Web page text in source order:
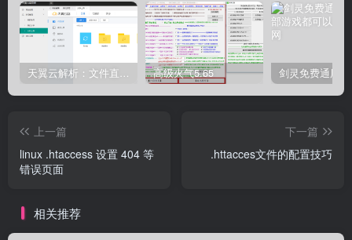
天翼云解析：文件直链获取源码 高级火气5.65
上一篇
linux .htaccess 设置 404 等
错误页面
下一篇
.httacces文件的配置技巧
相关推荐